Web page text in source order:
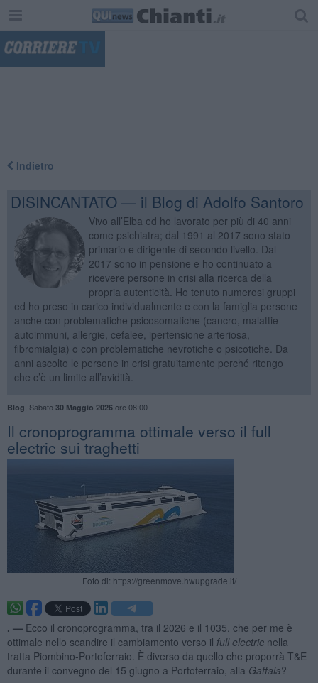
Indietro
DISINCANTATO — il Blog di Adolfo Santoro
Vivo all’Elba ed ho lavorato per più di 40 anni
come psichiatra; dal 1991 al 2017 sono stato
primario e dirigente di secondo livello. Dal
2017 sono in pensione e ho continuato a
ricevere persone in crisi alla ricerca della
propria autenticità. Ho tenuto numerosi gruppi
ed ho preso in carico individualmente e con la famiglia persone
anche con problematiche psicosomatiche (cancro, malattie
autoimmuni, allergie, cefalee, ipertensione arteriosa,
fibromialgia) o con problematiche nevrotiche o psicotiche. Da
anni ascolto le persone in crisi gratuitamente perché ritengo
che c’è un limite all’avidità.
Blog Sabato 30 Maggio 2026ore 08:00
​Il cronoprogramma ottimale verso il full
electric sui traghetti
Foto di: https://greenmove.hwupgrade.it/
. — Ecco il cronoprogramma, tra il 2026 e il 1035, che per me è
ottimale nello scandire il cambiamento verso il full electricnella
tratta Piombino-Portoferraio. È diverso da quello che proporrà T&E
durante il convegno del 15 giugno a Portoferraio, alla Gattaia?